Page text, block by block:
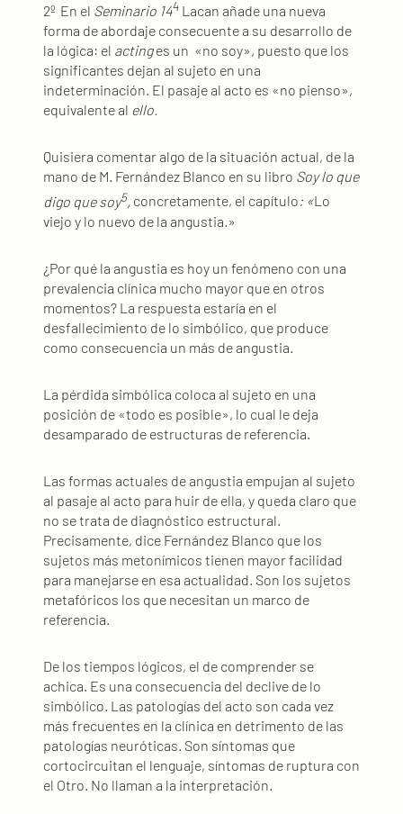
2º En el Seminario 144 Lacan añade una nueva
forma de abordaje consecuente a su desarrollo de
la lógica: el actinges un «no soy», puesto que los
significantes dejan al sujeto en una
indeterminación. El pasaje al acto es «no pienso»,
equivalente al ello.
Quisiera comentar algo de la situación actual, de la
mano de M. Fernández Blanco en su libro Soy lo que
digo que soy5, concretamente, el capítulo: «Lo
viejo y lo nuevo de la angustia.»
¿Por qué la angustia es hoy un fenómeno con una
prevalencia clínica mucho mayor que en otros
momentos? La respuesta estaría en el
desfallecimiento de lo simbólico, que produce
como consecuencia un más de angustia.
La pérdida simbólica coloca al sujeto en una
posición de «todo es posible», lo cual le deja
desamparado de estructuras de referencia.
Las formas actuales de angustia empujan al sujeto
al pasaje al acto para huir de ella, y queda claro que
no se trata de diagnóstico estructural.
Precisamente, dice Fernández Blanco que los
sujetos más metonímicos tienen mayor facilidad
para manejarse en esa actualidad. Son los sujetos
metafóricos los que necesitan un marco de
referencia.
De los tiempos lógicos, el de comprender se
achica. Es una consecuencia del declive de lo
simbólico. Las patologías del acto son cada vez
más frecuentes en la clínica en detrimento de las
patologías neuróticas. Son síntomas que
cortocircuitan el lenguaje, síntomas de ruptura con
el Otro. No llaman a la interpretación.